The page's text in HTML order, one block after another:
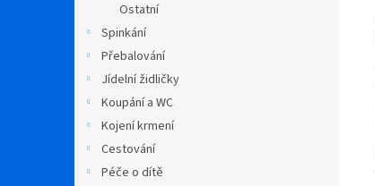
Ostatní
Spinkání
Přebalování
Jídelní židličky
Koupání a WC
Kojení krmení
Cestování
Péče o dítě